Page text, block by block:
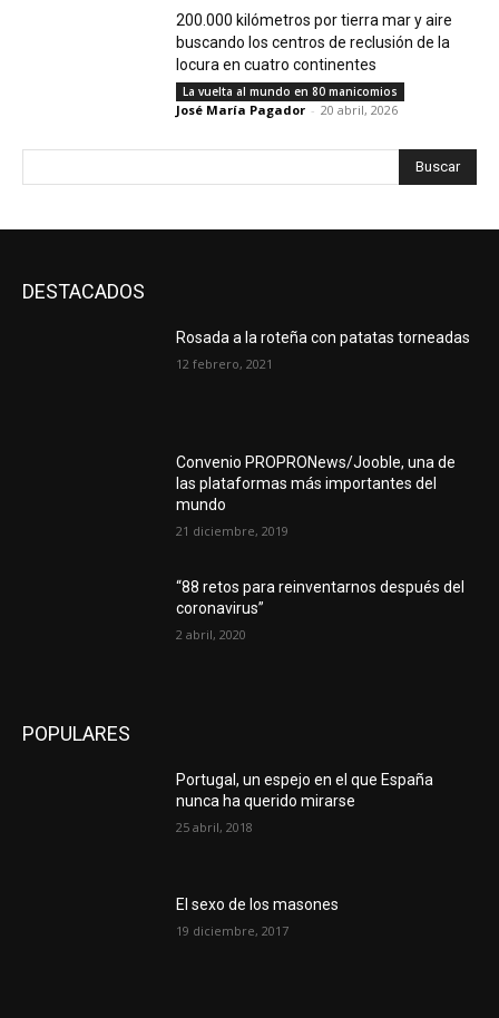
200.000 kilómetros por tierra mar y aire
buscando los centros de reclusión de la
locura en cuatro continentes
La vuelta al mundo en 80 manicomios
José María Pagador - 20 abril, 2026
Buscar
DESTACADOS
Rosada a la roteña con patatas torneadas
12 febrero, 2021
Convenio PROPRONews/Jooble, una de
las plataformas más importantes del
mundo
21 diciembre, 2019
“88 retos para reinventarnos después del
coronavirus”
2 abril, 2020
POPULARES
Portugal, un espejo en el que España
nunca ha querido mirarse
25 abril, 2018
El sexo de los masones
19 diciembre, 2017